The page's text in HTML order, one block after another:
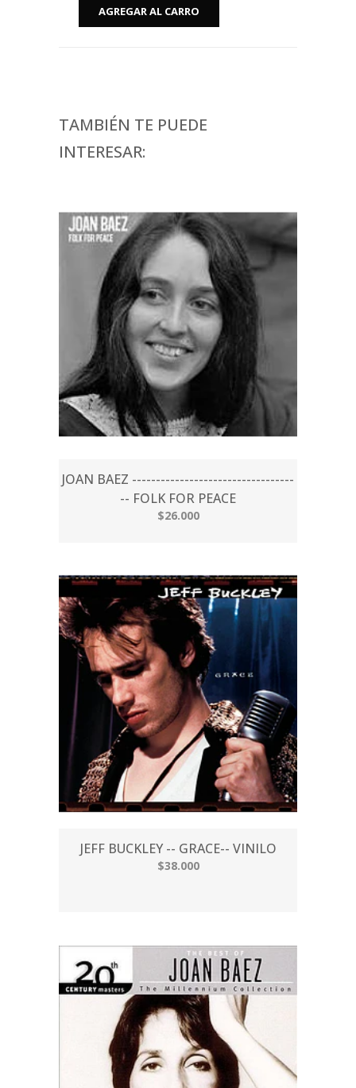
TAMBIÉN TE PUEDE
INTERESAR:
JOAN BAEZ ----------------------------------
-- FOLK FOR PEACE
$26.000
JEFF BUCKLEY -- GRACE-- VINILO
$38.000